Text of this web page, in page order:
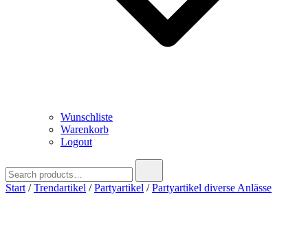
Wunschliste
Warenkorb
Logout
for:
Start /Trendartikel /Partyartikel /Partyartikel diverse Anlässe